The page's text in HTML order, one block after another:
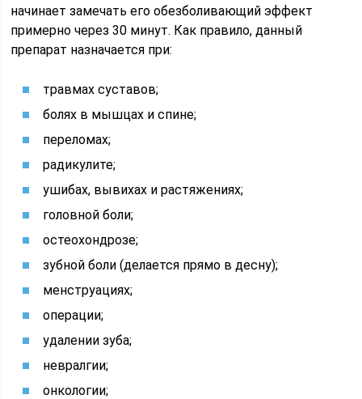
начинает замечать его обезболивающий эффект
примерно через 30 минут. Как правило, данный
препарат назначается при:
травмах суставов;
болях в мышцах и спине;
переломах;
радикулите;
ушибах, вывихах и растяжениях;
головной боли;
остеохондрозе;
зубной боли (делается прямо в десну);
менструациях;
операции;
удалении зуба;
невралгии;
онкологии;